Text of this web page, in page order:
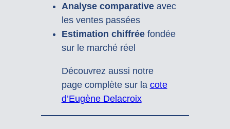
Analyse comparativeavec
les ventes passées
Estimation chiffréefondée
sur le marché réel
Découvrez aussi notre
page complète sur la cote
d’Eugène Delacroix